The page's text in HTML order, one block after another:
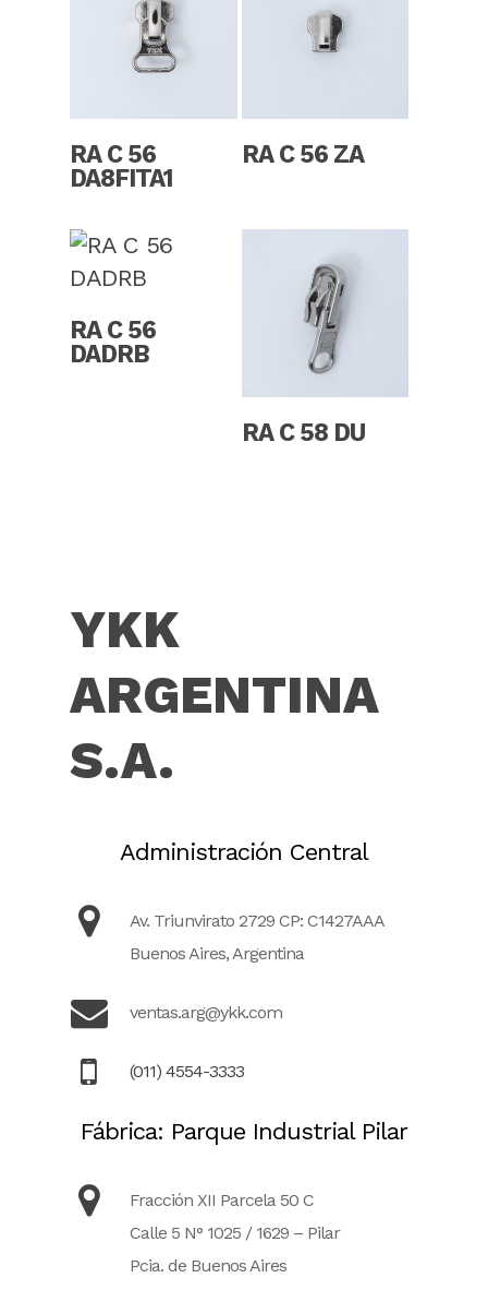
RA C 56
DA8FITA1
RA C 56 ZA
Read More
RA C 56
DADRB
RA C 58 DU
YKK
ARGENTINA
S.A.
Administración Central
Av. Triunvirato 2729 CP: C1427AAA
Buenos Aires, Argentina
ventas.arg@ykk.com
(011) 4554-3333
Fábrica: Parque Industrial Pilar
Fracción XII Parcela 50 C
Calle 5 N° 1025 / 1629 – Pilar
Pcia. de Buenos Aires